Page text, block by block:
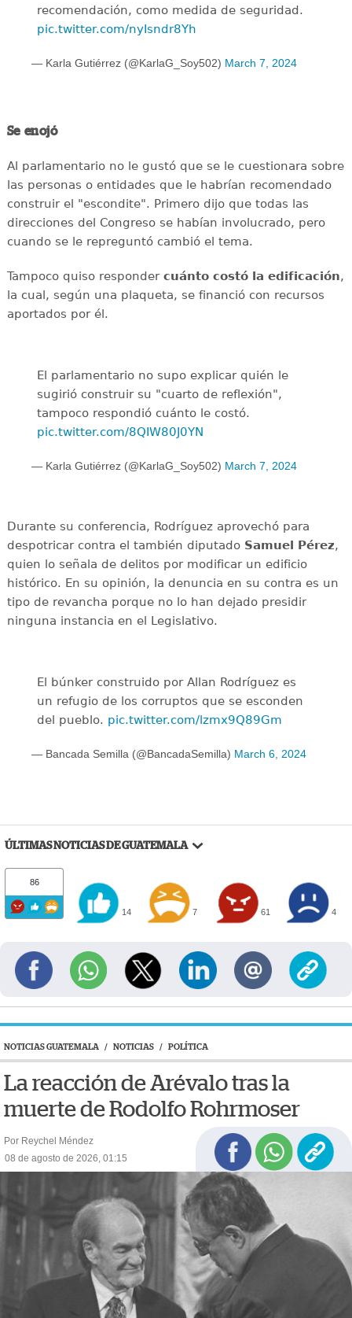
recomendación, como medida de seguridad.
pic.twitter.com/nyIsndr8Yh
— Karla Gutiérrez (@KarlaG_Soy502) March 7, 2024
Se enojó
Al parlamentario no le gustó que se le cuestionara sobre
las personas o entidades que le habrían recomendado
construir el "escondite". Primero dijo que todas las
direcciones del Congreso se habían involucrado, pero
cuando se le repreguntó cambió el tema.
Tampoco quiso responder cuánto costó la edificación,
la cual, según una plaqueta, se financió con recursos
aportados por él.
El parlamentario no supo explicar quién le
sugirió construir su "cuarto de reflexión",
tampoco respondió cuánto le costó.
pic.twitter.com/8QIW80J0YN
— Karla Gutiérrez (@KarlaG_Soy502) March 7, 2024
Durante su conferencia, Rodríguez aprovechó para
despotricar contra el también diputadoSamuel Pérez,
quien lo señala de delitos por modificar un edificio
histórico. En su opinión, la denuncia en su contra es un
tipo de revancha porque no lo han dejado presidir
ninguna instancia en el Legislativo.
El búnker construido por Allan Rodríguez es
un refugio de los corruptos que se esconden
del pueblo. pic.twitter.com/lzmx9Q89Gm
— Bancada Semilla (@BancadaSemilla) March 6, 2024
ÚLTIMAS NOTICIAS DE GUATEMALA
86
14 7 61 4
NOTICIAS GUATEMALA / NOTICIAS / POLÍTICA
La reacción de Arévalo tras la
muerte de Rodolfo Rohrmoser
Por Reychel Méndez
08 de agosto de 2026, 01:15